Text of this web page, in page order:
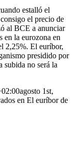
estalló el
el precio de
al BCE a anunciar
en la eurozona en
2,25%. El euríbor,
presidido por
subida no será la
agosto 1st,
en El euríbor de